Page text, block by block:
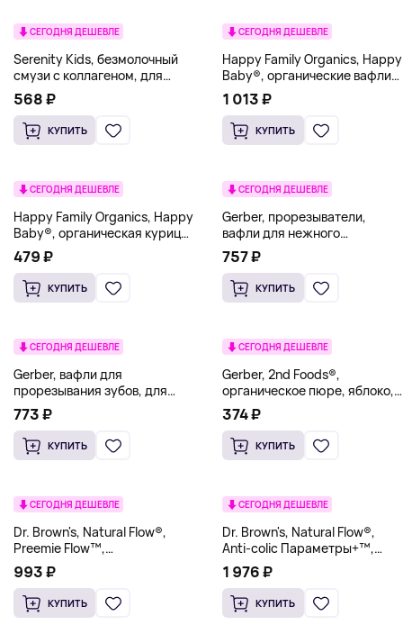
СЕГОДНЯ ДЕШЕВЛЕ
Serenity Kids, безмолочный
смузи с коллагеном, для
детей от 6 месяцев, ягоды и
орехи, 99 г (3,5 унции)
568 ₽
КУПИТЬ
СЕГОДНЯ ДЕШЕВЛЕ
Happy Family Organics, Happy
Baby®, органические вафли
для прорезывания зубов,
голубика и фиолетовая
морковь, 12 пакетиков по 4 г
(0,14 унции)
1 013 ₽
КУПИТЬ
СЕГОДНЯ ДЕШЕВЛЕ
Happy Family Organics, Happy
Baby®, органическая курица,
для детей от 7 месяцев,
овощи и киноа, 99 г (3,5
унции)
479 ₽
КУПИТЬ
СЕГОДНЯ ДЕШЕВЛЕ
Gerber, прорезыватели,
вафли для нежного
прорезывания зубов, для
детей от 7 месяцев,
клубника, яблоко и шпинат,
12 пакетиков по 2 шт. в
757 ₽
КУПИТЬ
СЕГОДНЯ ДЕШЕВЛЕ
Gerber, вафли для
прорезывания зубов, для
детей от 7 месяцев, банан и
персик, 12 пакетиков по 4 г
(0,14 унции), по 2 вафли в
пакетике
773 ₽
КУПИТЬ
СЕГОДНЯ ДЕШЕВЛЕ
Gerber, 2nd Foods®,
органическое пюре, яблоко,
цуккини, шпинат, клубника,
99 г (3,5 унции)
374 ₽
КУПИТЬ
СЕГОДНЯ ДЕШЕВЛЕ
Dr. Brown's, Natural Flow®,
Preemie Flow™,
антиколиковая соска, для
детей от 0 месяцев, самый
медленный поток, 2 пакетика
993 ₽
КУПИТЬ
СЕГОДНЯ ДЕШЕВЛЕ
Dr. Brown's, Natural Flow®,
Anti-colic Параметры+™,
бутылочка для детей от 0
месяцев, 2 шт. в упаковке, 60
мл (2 унции)
1 976 ₽
КУПИТЬ